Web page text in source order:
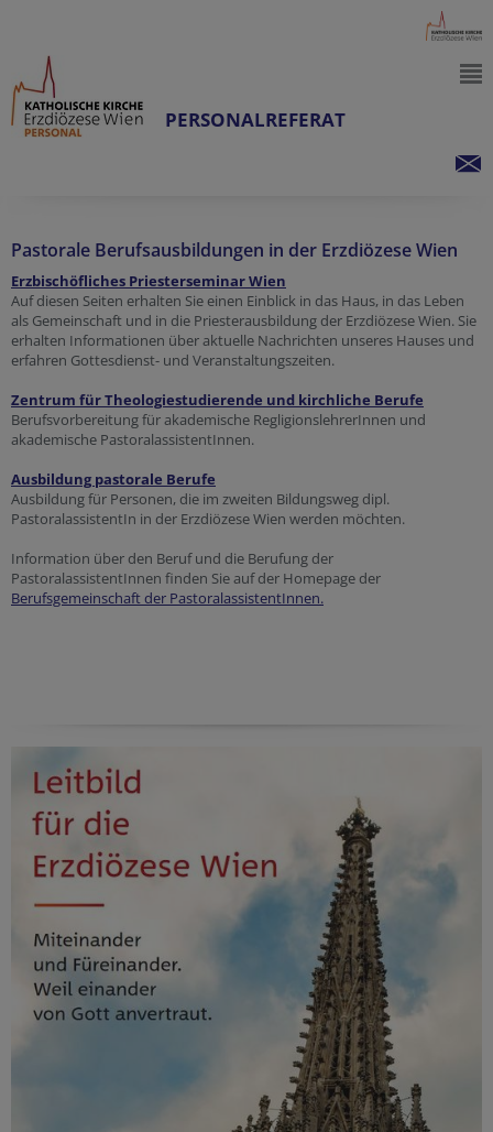
PERSONALREFERAT
Pastorale Berufsausbildungen in der Erzdiözese Wien
Erzbischöfliches Priesterseminar Wien
Auf diesen Seiten erhalten Sie einen Einblick in das Haus, in das Leben
als Gemeinschaft und in die Priesterausbildung der Erzdiözese Wien. Sie
erhalten Informationen über aktuelle Nachrichten unseres Hauses und
erfahren Gottesdienst- und Veranstaltungszeiten.
Zentrum für Theologiestudierende und kirchliche Berufe
Berufsvorbereitung für akademische RegligionslehrerInnen und
akademische PastoralassistentInnen.
Ausbildung pastorale Berufe
Ausbildung für Personen, die im zweiten Bildungsweg dipl.
PastoralassistentIn in der Erzdiözese Wien werden möchten.
Information über den Beruf und die Berufung der
PastoralassistentInnen finden Sie auf der Homepage der
Berufsgemeinschaft der PastoralassistentInnen.